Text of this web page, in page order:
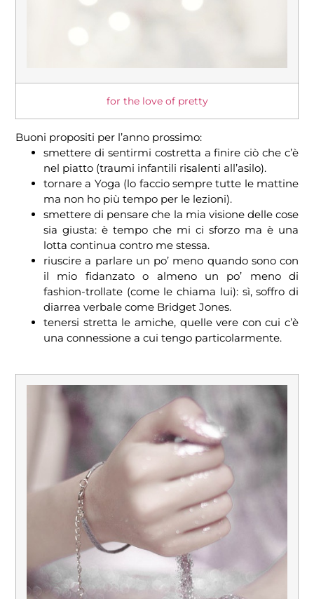
for the love of pretty
Buoni propositi per l’anno prossimo:
smettere di sentirmi costretta a finire ciò che c’è
nel piatto (traumi infantili risalenti all’asilo).
tornare a Yoga (lo faccio sempre tutte le mattine
ma non ho più tempo per le lezioni).
smettere di pensare che la mia visione delle cose
sia giusta: è tempo che mi ci sforzo ma è una
lotta continua contro me stessa.
riuscire a parlare un po’ meno quando sono con
il mio fidanzato o almeno un po’ meno di
fashion-trollate (come le chiama lui): sì, soffro di
diarrea verbale come Bridget Jones.
tenersi stretta le amiche, quelle vere con cui c’è
una connessione a cui tengo particolarmente.